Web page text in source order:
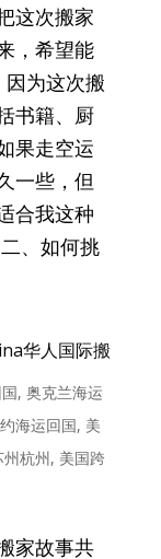
这次搬家
，希望能
为这次搬
书籍、厨
果走空运
一些，但
合我这种
、如何挑
华人国际搬
, 奥克兰海运
海运回国, 美
杭州, 美国跨
家故事共